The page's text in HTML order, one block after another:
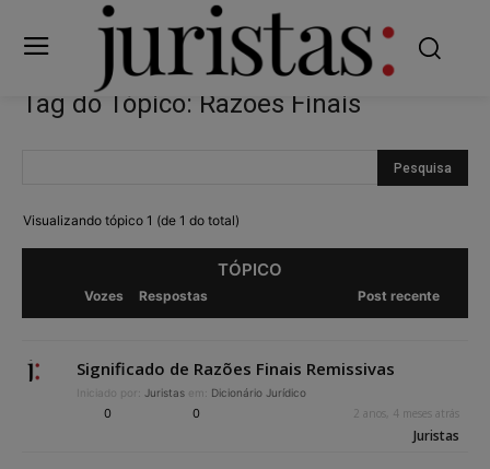
Tag do Tópico: Razões Finais
Visualizando tópico 1 (de 1 do total)
TÓPICO
Vozes Respostas Post recente
Significado de Razões Finais Remissivas
Iniciado por: Juristas em: Dicionário Jurídico
0 0 2 anos, 4 meses atrás
Juristas